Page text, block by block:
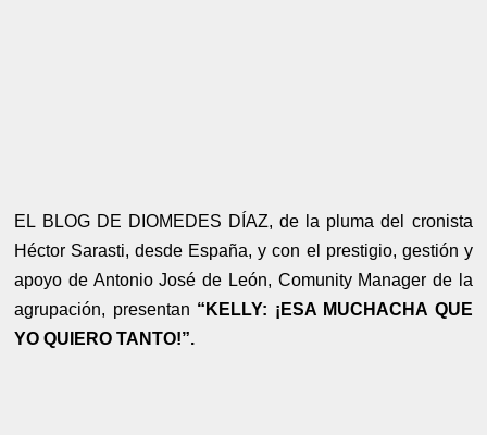
EL BLOG DE DIOMEDES DÍAZ, de la pluma del cronista
Héctor Sarasti, desde España, y con el prestigio, gestión y
apoyo de Antonio José de León, Comunity Manager de la
agrupación, presentan “KELLY: ¡ESA MUCHACHA QUE
YO QUIERO TANTO!”.